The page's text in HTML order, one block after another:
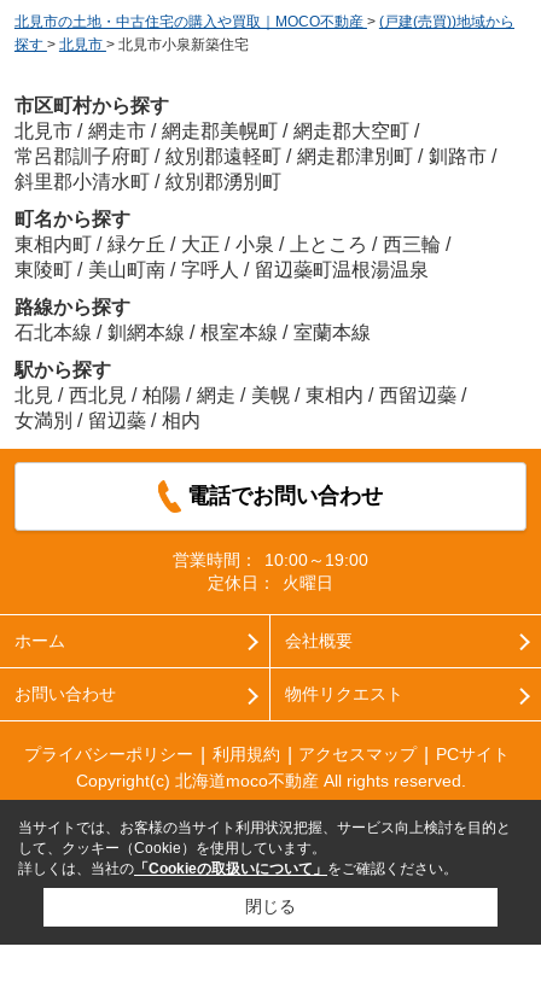
北見市の土地・中古住宅の購入や買取｜MOCO不動産 > (戸建(売買))地域から
探す > 北見市 > 北見市小泉新築住宅
市区町村から探す
北見市 / 網走市 / 網走郡美幌町 / 網走郡大空町 /
常呂郡訓子府町 / 紋別郡遠軽町 / 網走郡津別町 / 釧路市 /
斜里郡小清水町 / 紋別郡湧別町
町名から探す
東相内町 / 緑ケ丘 / 大正 / 小泉 / 上ところ / 西三輪 /
東陵町 / 美山町南 / 字呼人 / 留辺蘂町温根湯温泉
路線から探す
石北本線 / 釧網本線 / 根室本線 / 室蘭本線
駅から探す
北見 / 西北見 / 柏陽 / 網走 / 美幌 / 東相内 / 西留辺蘂 /
女満別 / 留辺蘂 / 相内
電話でお問い合わせ
営業時間：
10:00～19:00
定休日：
火曜日
ホーム 会社概要
お問い合わせ 物件リクエスト
プライバシーポリシー 利用規約 アクセスマップ
PCサイト
Copyright(c) 北海道moco不動産 All rights reserved.
当サイトでは、お客様の当サイト利用状況把握、サービス向上検討を目的と
して、クッキー（Cookie）を使用しています。
詳しくは、当社の 「Cookieの取扱いについて」 をご確認ください。
閉じる